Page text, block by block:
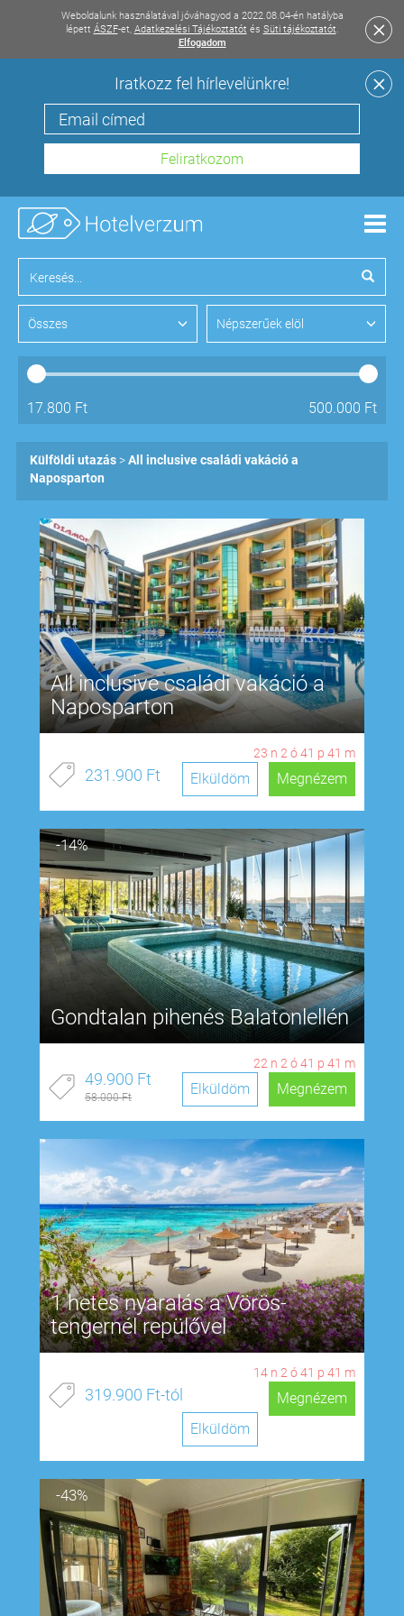
Weboldalunk használatával jóváhagyod a 2022.08.04-én hatályba
lépett ÁSZF-et, Adatkezelési Tájékoztatót és Süti tájékoztatót.
Elfogadom
Iratkozz fel hírlevelünkre!
Összes Népszerűek elöl
17.800 Ft 500.000 Ft
Külföldi utazás
All inclusive családi vakáció a
Naposparton
All inclusive családi vakáció a
Naposparton
23 n 2 ó41 p 40 m
231.900 Ft Megnézem
Elküldöm
-14%
Gondtalan pihenés Balatonlellén
22 n 2 ó41 p 40 m
49.900 Ft
58.000 Ft Megnézem
Elküldöm
1 hetes nyaralás a Vörös-
tengernél repülővel
14 n 2ó41 p 40 m
319.900 Ft-tól
Megnézem
Elküldöm
-43%